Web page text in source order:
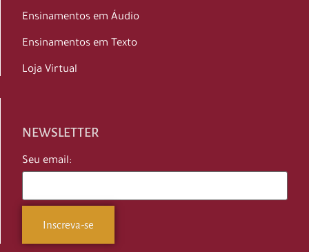
Ensinamentos em Áudio
Ensinamentos em Texto
Loja Virtual
NEWSLETTER
Seu email: